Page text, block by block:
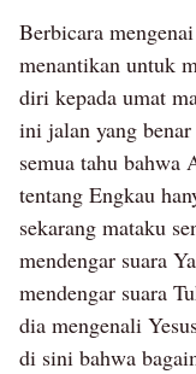
Berbicara
menantikan untuk
diri kepada umat
ini jalan yang
semua tahu bahwa
tentang Engkau
sekarang mataku
mendengar suara
mendengar suara
dia mengenali
di sini bahwa